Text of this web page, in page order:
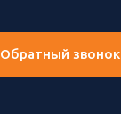
Обратный звонок